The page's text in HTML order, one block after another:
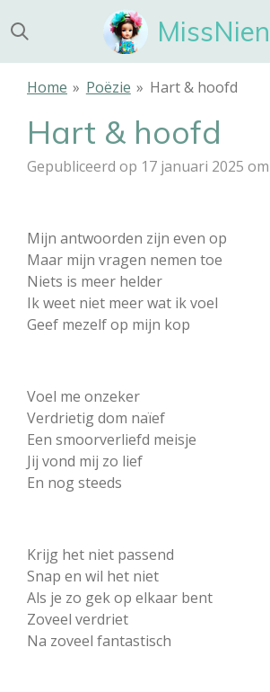
direct
naar
Home » Poëzie » Hart & hoofd
Hart & hoofd
Gepubliceerd op 17 januari 2025 om
Mijn antwoorden zijn even op
Maar mijn vragen nemen toe
Niets is meer helder
Ik weet niet meer wat ik voel
Geef mezelf op mijn kop
Voel me onzeker
Verdrietig dom naïef
Een smoorverliefd meisje
Jij vond mij zo lief
En nog steeds
Krijg het niet passend
Snap en wil het niet
Als je zo gek op elkaar bent
Zoveel verdriet
Na zoveel fantastisch